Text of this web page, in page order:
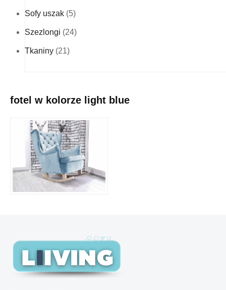
Sofy uszak (5)
Szezlongi (24)
Tkaniny (21)
fotel w kolorze light blue